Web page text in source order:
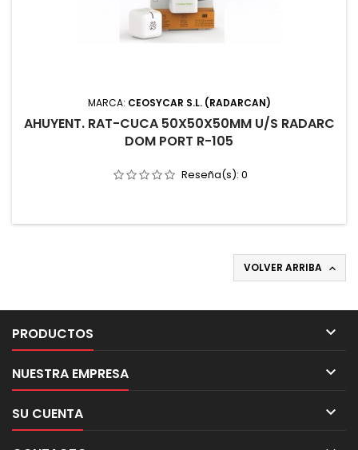
MARCA: CEOSYCAR S.L. (RADARCAN)
AHUYENT. RAT-CUCA 50X50X50MM U/S RADARC
DOM PORT R-105
Reseña(s): 0
VOLVER ARRIBA 
PRODUCTOS 
NUESTRA EMPRESA 
SU CUENTA 